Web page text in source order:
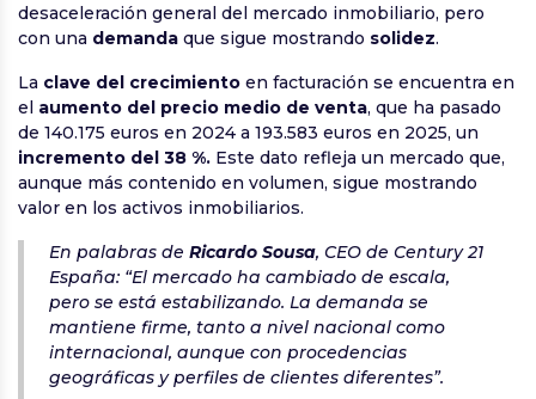
desaceleración general del mercado inmobiliario, pero
con una demanda que sigue mostrando solidez.
La clave del crecimiento en facturación se encuentra en
el aumento del precio medio de venta, que ha pasado
de 140.175 euros en 2024 a 193.583 euros en 2025, un
incremento del 38 %. Este dato refleja un mercado que,
aunque más contenido en volumen, sigue mostrando
valor en los activos inmobiliarios.
En palabras de Ricardo Sousa, CEO de Century 21
España: “El mercado ha cambiado de escala,
pero se está estabilizando. La demanda se
mantiene firme, tanto a nivel nacional como
internacional, aunque con procedencias
geográficas y perfiles de clientes diferentes”.